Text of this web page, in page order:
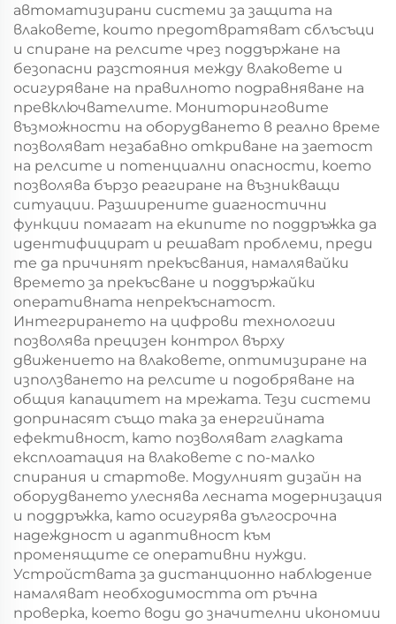
автоматизирани системи за защита на
влаковете, които предотвратяват сблъсъци
и спиране на релсите чрез поддържане на
безопасни разстояния между влаковете и
осигуряване на правилното подравняване на
превключвателите. Мониторинговите
възможности на оборудването в реално време
позволяват незабавно откриване на заетост
на релсите и потенциални опасности, което
позволява бързо реагиране на възникващи
ситуации. Разширените диагностични
функции помагат на екипите по поддръжка да
идентифицират и решават проблеми, преди
те да причинят прекъсвания, намалявайки
времето за прекъсване и поддържайки
оперативната непрекъснатост.
Интегрирането на цифрови технологии
позволява прецизен контрол върху
движението на влаковете, оптимизиране на
използването на релсите и подобряване на
общия капацитет на мрежата. Тези системи
допринасят също така за енергийната
ефективност, като позволяват гладката
експлоатация на влаковете с по-малко
спирания и стартове. Модулният дизайн на
оборудването улеснява лесната модернизация
и поддръжка, като осигурява дългосрочна
надеждност и адаптивност към
променящите се оперативни нужди.
Устройствата за дистанционно наблюдение
намаляват необходимостта от ръчна
проверка, което води до значителни икономии